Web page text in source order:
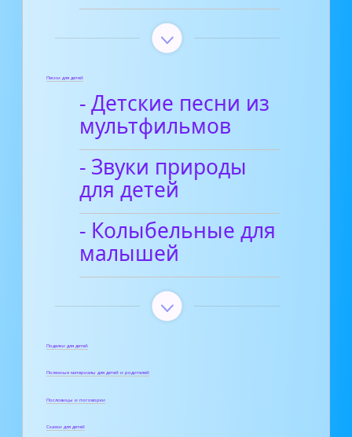
Песни для детей
- Детские песни из
мультфильмов
- Звуки природы
для детей
- Колыбельные для
малышей
Поделки для детей
Полезные материалы для детей и родителей
Пословицы и поговорки
Сказки для детей